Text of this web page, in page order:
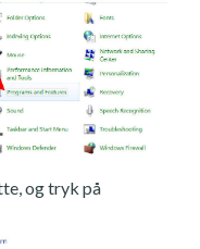
og tryk på